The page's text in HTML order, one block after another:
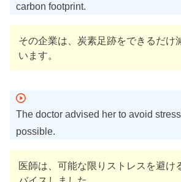
carbon footprint.
その企業は、炭素足跡をできるだけ
います。
The doctor advised her to avoid
possible.
医師は、可能な限りストレスを避け